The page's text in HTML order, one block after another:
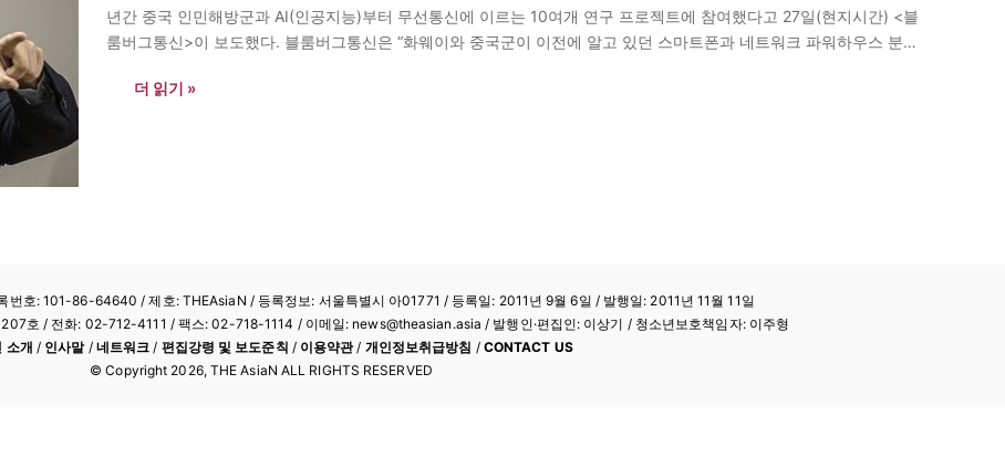
년간 중국 인민해방군과 AI(인공지능)부터 무선통신에 이르는 10여개 연구 프로젝트에 참여했다고 27일(현지시간) <블
룸버그통신>이 보도했다. 블룸버그통신은 “화웨이와 중국군이 이전에 알고 있던 스마트폰과 네트워크 파워하우스 분야
더 읽기 »
번호: 101-86-64640 / 제호: THEAsiaN / 등록정보: 서울특별시 아01771 / 등록일: 2011년 9월 6일 / 발행일: 2011년 11월 11일
207호 / 전화: 02-712-4111 / 팩스: 02-718-1114 / 이메일: news@theasian.asia / 발행인·편집인: 이상기 / 청소년보호책임자: 이주형
소개 / 인사말/ 네트워크 / 편집강령 및 보도준칙 / 이용약관/ 개인정보취급방침 / CONTACT US
© Copyright 2026, THE AsiaN ALL RIGHTS RESERVED